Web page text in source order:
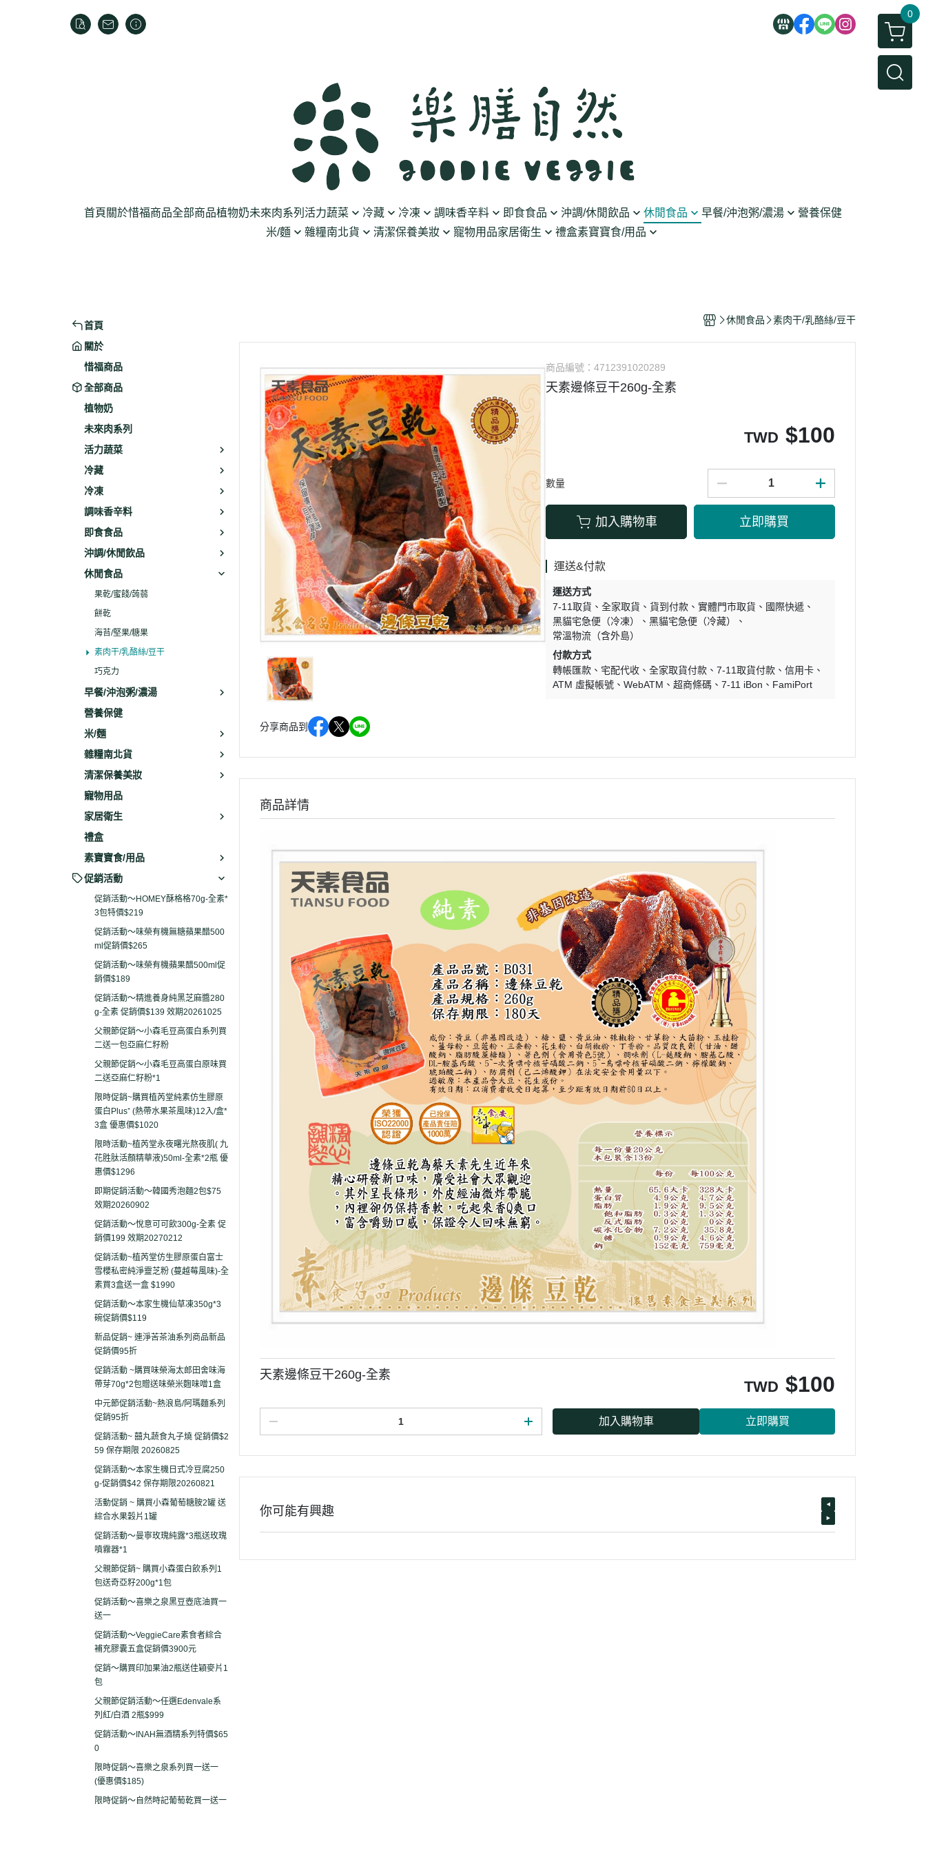
0
首頁 關於惜福商品全部商品植物奶未來肉系列 活力蔬菜 冷藏
純素奶油/起司
冷凍
湯品/羹
天貝/醬料/素旦
涼拌
冰淇淋
調味香辛料
味噌/味霖
即食食品
素香鬆
高湯/湯底
蒟蒻
沖調/休閒飲品 休閒食品 早餐/沖泡粥/濃湯
營養保健
米/麵
雜糧南北貨 清潔保養美妝 寵物用品家居衛生 禮盒素寶寶食/用品
首頁
關於
惜福商品
全部商品
植物奶
未來肉系列
活力蔬菜
冷藏
冷凍
調味香辛料
即食食品
沖調/休閒飲品
休閒食品
果乾/蜜餞/蒟蒻
餅乾
海苔/堅果/糖果
素肉干/乳酪絲/豆干
巧克力
早餐/沖泡粥/濃湯
營養保健
米/麵
雜糧南北貨
清潔保養美妝
寵物用品
家居衛生
禮盒
素寶寶食/用品
促銷活動
促銷活動～HOMEY酥格格70g-全素*
3包特價$219
促銷活動～味榮有機無糖蘋果醋500
ml促銷價$265
促銷活動～味榮有機蘋果醋500ml促
銷價$189
促銷活動～精進養身純黑芝麻醬280
g-全素 促銷價$139 效期20261025
父親節促銷～小森毛豆高蛋白系列買
二送一包亞麻仁籽粉
父親節促銷～小森毛豆高蛋白原味買
二送亞麻仁籽粉*1
限時促銷~購買植芮堂純素仿生膠原
蛋白Plus⁺ (熱帶水果茶風味)12入/盒*
3盒 優惠價$1020
限時活動~植芮堂永夜曙光熬夜肌( 九
花胜肽活顏精華液)50ml-全素*2瓶 優
惠價$1296
即期促銷活動～韓國秀泡麵2包$75
效期20260902
促銷活動～悅意可可飲300g-全素 促
銷價199 效期20270212
促銷活動~植芮堂仿生膠原蛋白富士
雪櫻私密純淨靈芝粉 (蔓越莓風味)-全
素買3盒送一盒 $1990
促銷活動～本家生機仙草凍350g*3
碗促銷價$119
新品促銷~ 連淨苦茶油系列商品新品
促銷價95折
促銷活動 ~購買味榮海太郎田舍味海
帶芽70g*2包贈送味榮米麴味噌1盒
中元節促銷活動~熱浪島/阿瑪麵系列
促銷95折
促銷活動~ 囍丸蔬食丸子燒 促銷價$2
59 保存期限 20260825
促銷活動～本家生機日式冷豆腐250
g-促銷價$42 保存期限20260821
活動促銷 ~ 購買小森葡萄糖胺2罐 送
綜合水果穀片1罐
促銷活動～曼寧玫瑰純露*3瓶送玫瑰
噴霧器*1
父親節促銷~ 購買小森蛋白飲系列1
包送奇亞籽200g*1包
促銷活動～喜樂之泉黑豆壺底油買一
送一
促銷活動～VeggieCare素食者綜合
補充膠囊五盒促銷價3900元
促銷～購買印加果油2瓶送佳穎麥片1
包
父親節促銷活動～任選Edenvale系
列紅/白酒 2瓶$999
促銷活動～INAH無酒精系列特價$65
0
限時促銷～喜樂之泉系列買一送一
(優惠價$185)
限時促銷～自然時記葡萄乾買一送一
休閒食品 素肉干/乳酪絲/豆干
分享商品到
商品編號：4712391020289
天素邊條豆干260g-全素
TWD $100
數量
加入購物車 立即購買
運送&付款
運送方式
7-11取貨
全家取貨 貨到付款 實體門市取貨
國際快遞
黑貓宅急便（冷凍）
黑貓宅急便（冷藏）
常溫物流（含外島）
付款方式
轉帳匯款
宅配代收 全家取貨付款 7-11取貨付款
信用卡
ATM 虛擬帳號
WebATM 超商條碼 7-11 iBon FamiPort
商品詳情
天素邊條豆干260g-全素
TWD $100
加入購物車 立即購買
你可能有興趣